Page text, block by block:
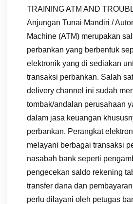
TRAINING ATM AND
Anjungan Tunai Mandiri /
Machine (ATM) merupakan
perbankan yang berbentuk
elektronik yang di sediakan
transaksi perbankan. Salah
delivery channel ini sudah
tombak/andalan perusahaan
dalam jasa keuangan
perbankan. Perangkat
melayani berbagai transaksi
nasabah bank seperti
pengecekan saldo rekening
transfer dana dan
perlu dilayani oleh petugas